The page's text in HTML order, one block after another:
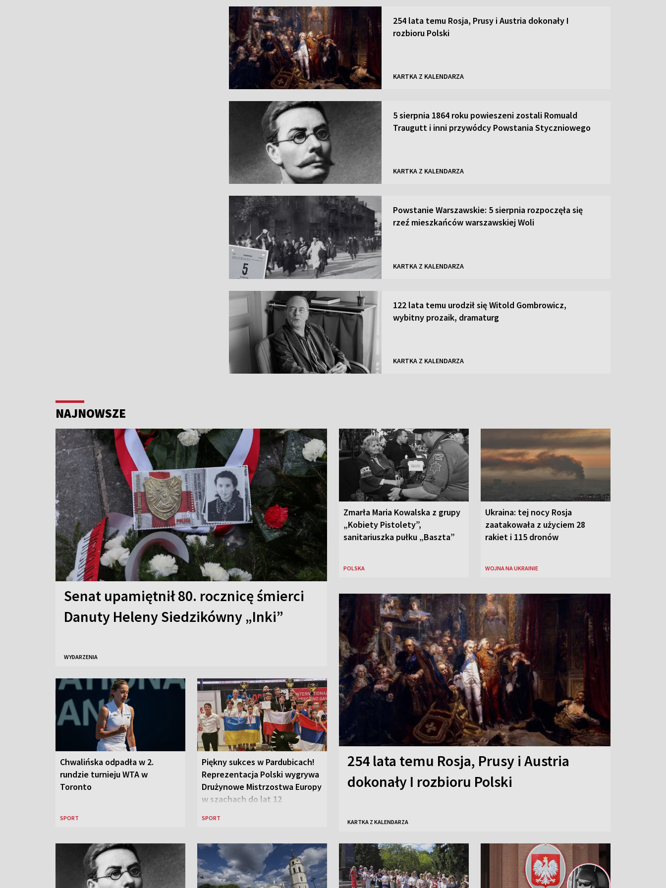
254 lata temu Rosja, Prusy i Austria dokonały I
rozbioru Polski
KARTKA Z KALENDARZA
5 sierpnia 1864 roku powieszeni zostali Romuald
Traugutt i inni przywódcy Powstania Styczniowego
KARTKA Z KALENDARZA
Powstanie Warszawskie: 5 sierpnia rozpoczęła się
rzeź mieszkańców warszawskiej Woli
KARTKA Z KALENDARZA
122 lata temu urodził się Witold Gombrowicz,
wybitny prozaik, dramaturg
KARTKA Z KALENDARZA
NAJNOWSZE
Senat upamiętnił 80. rocznicę śmierci
Danuty Heleny Siedzikówny „Inki”
WYDARZENIA
Zmarła Maria Kowalska z grupy
„Kobiety Pistolety”,
sanitariuszka pułku „Baszta”
POLSKA
Ukraina: tej nocy Rosja
zaatakowała z użyciem 28
rakiet i 115 dronów
WOJNA NA UKRAINIE
Chwalińska odpadła w 2.
rundzie turnieju WTA w
Toronto
SPORT
Piękny sukces w Pardubicach!
Reprezentacja Polski wygrywa
Drużynowe Mistrzostwa Europy
w szachach do lat 12
SPORT
254 lata temu Rosja, Prusy i Austria
dokonały I rozbioru Polski
KARTKA Z KALENDARZA